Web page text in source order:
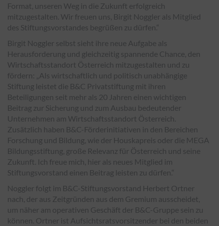
Format, unseren Weg in die Zukunft erfolgreich
mitzugestalten. Wir freuen uns, Birgit Noggler als Mitglied
des Stiftungsvorstandes begrüßen zu dürfen.“
Birgit Noggler selbst sieht ihre neue Aufgabe als
Herausforderung und gleichzeitig spannende Chance, den
Wirtschaftsstandort Österreich mitzugestalten und zu
fördern: „Als wirtschaftlich und politisch unabhängige
Stiftung leistet die B&C Privatstiftung mit ihren
Beteiligungen seit mehr als 20 Jahren einen wichtigen
Beitrag zur Sicherung und zum Ausbau bedeutender
Unternehmen am Wirtschaftsstandort Österreich.
Zusätzlich haben B&C-Förderinitiativen in den Bereichen
Forschung und Bildung, wie der Houskapreis oder die MEGA
Bildungsstiftung, große Relevanz für Österreich und seine
Zukunft. Ich freue mich, hier als neues Mitglied im
Stiftungsvorstand einen Beitrag leisten zu dürfen.“
Noggler folgt im B&C-Stiftungsvorstand Herbert Ortner
nach, der aus Zeitgründen aus dem Gremium ausscheidet,
um näher am operativen Geschäft der B&C-Gruppe sein zu
können. Ortner ist Aufsichtsratsvorsitzender bei den beiden